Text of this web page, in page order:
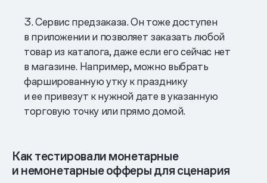
3. Сервис предзаказа. Он тоже доступен
в приложении и позволяет заказать любой
товар из каталога, даже если его сейчас нет
в магазине. Например, можно выбрать
фаршированную утку к празднику
и ее привезут к нужной дате в указанную
торговую точку или прямо домой.
Как тестировали монетарные
и немонетарные офферы для сценария